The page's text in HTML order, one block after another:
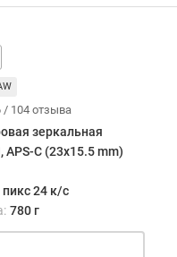
/ 104 отзыва
зеркальная
APS-C (23x15.5 mm)
24 к/с
780 г